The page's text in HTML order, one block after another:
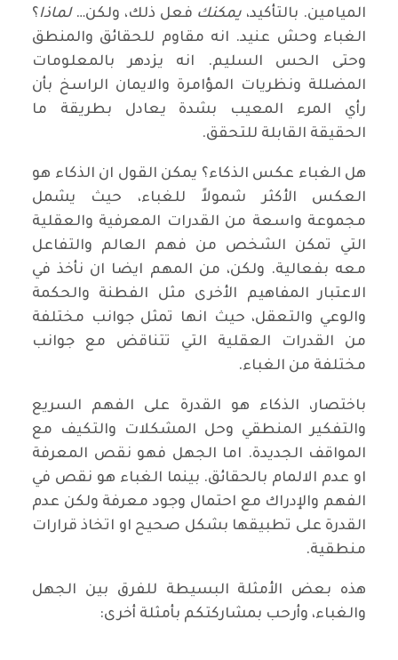
الميامين. بالتأكيد، يمكنك فعل ذلك، ولكن…لماذا؟
الغباء وحش عنيد. انه مقاوم للحقائق والمنطق
وحتى الحس السليم. انه يزدهر بالمعلومات
المضللة ونظريات المؤامرة والايمان الراسخ بأن
رأي المرء المعيب بشدة يعادل بطريقة ما
الحقيقة القابلة للتحقق.
هل الغباء عكس الذكاء؟ يمكن القول ان الذكاء هو
العكس الأكثر شمولاً للغباء، حيث يشمل
مجموعة واسعة من القدرات المعرفية والعقلية
التي تمكن الشخص من فهم العالم والتفاعل
معه بفعالية. ولكن، من المهم ايضا ان نأخذ في
الاعتبار المفاهيم الأخرى مثل الفطنة والحكمة
والوعي والتعقل، حيث انها تمثل جوانب مختلفة
من القدرات العقلية التي تتناقض مع جوانب
مختلفة من الغباء.
باختصار، الذكاء هو القدرة على الفهم السريع
والتفكير المنطقي وحل المشكلات والتكيف مع
المواقف الجديدة. اما الجهل فهو نقص المعرفة
او عدم الالمام بالحقائق. بينما الغباء هو نقص في
الفهم والإدراك مع احتمال وجود معرفة ولكن عدم
القدرة على تطبيقها بشكل صحيح او اتخاذ قرارات
منطقية.
هذه بعض الأمثلة البسيطة للفرق بين الجهل
والغباء، وأرحب بمشاركتكم بأمثلة أخرى: